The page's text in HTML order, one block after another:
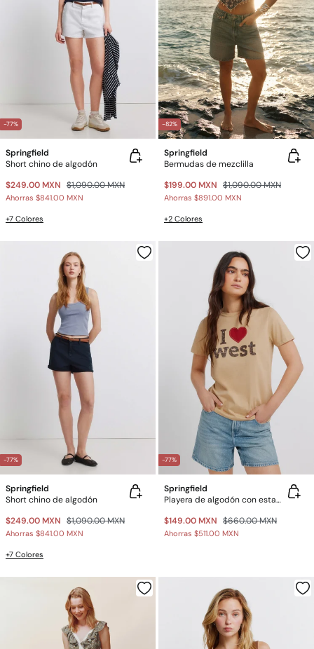
-77%
Springfield
Short chino de algodón
$249.00 MXN $1,090.00 MXN
Ahorras $841.00 MXN
+7 Colores
-82%
Springfield
Bermudas de mezclilla
$199.00 MXN $1,090.00 MXN
Ahorras $891.00 MXN
+2 Colores
-77%
Springfield
Short chino de algodón
$249.00 MXN $1,090.00 MXN
Ahorras $841.00 MXN
+7 Colores
-77%
Springfield
Playera de algodón con estampado
$149.00 MXN $660.00 MXN
Ahorras $511.00 MXN